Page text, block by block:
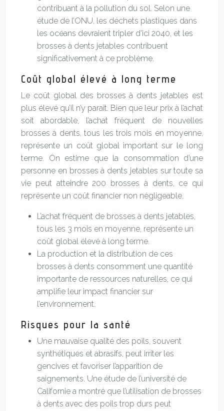
contribuant à la pollution du sol. Selon une
étude de l’ONU, les déchets plastiques dans
les océans devraient tripler d’ici 2040, et les
brosses à dents jetables contribuent
significativement à ce problème.
Coût global élevé à long terme
Le coût global des brosses à dents jetables est
plus élevé qu’il n’y paraît. Bien que leur prix à l’achat
soit abordable, l’achat fréquent de nouvelles
brosses à dents, tous les trois mois en moyenne,
représente un coût global important sur le long
terme. On estime que la consommation d’une
personne en brosses à dents jetables sur toute sa
vie peut atteindre 200 brosses à dents, ce qui
représente un coût financier non négligeable.
L’achat fréquent de brosses à dents jetables,
tous les 3 mois en moyenne, représente un
coût global élevé à long terme.
La production et la distribution de ces
brosses à dents consomment une quantité
importante de ressources naturelles, ce qui
amplifie leur impact financier sur
l’environnement.
Risques pour la santé
Une mauvaise qualité des poils, souvent
synthétiques et abrasifs, peut irriter les
gencives et favoriser l’apparition de
saignements. Une étude de l’université de
Californie a montré que l’utilisation de brosses
à dents avec des poils trop durs peut